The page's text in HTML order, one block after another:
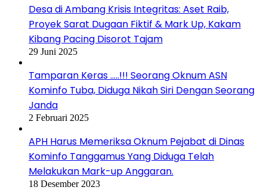
Desa di Ambang Krisis Integritas: Aset Raib,
Proyek Sarat Dugaan Fiktif & Mark Up, Kakam
Kibang Pacing Disorot Tajam
29 Juni 2025
Tamparan Keras …..!!! Seorang Oknum ASN
Kominfo Tuba, Diduga Nikah Siri Dengan Seorang
Janda
2 Februari 2025
APH Harus Memeriksa Oknum Pejabat di Dinas
Kominfo Tanggamus Yang Diduga Telah
Melakukan Mark-up Anggaran.
18 Desember 2023